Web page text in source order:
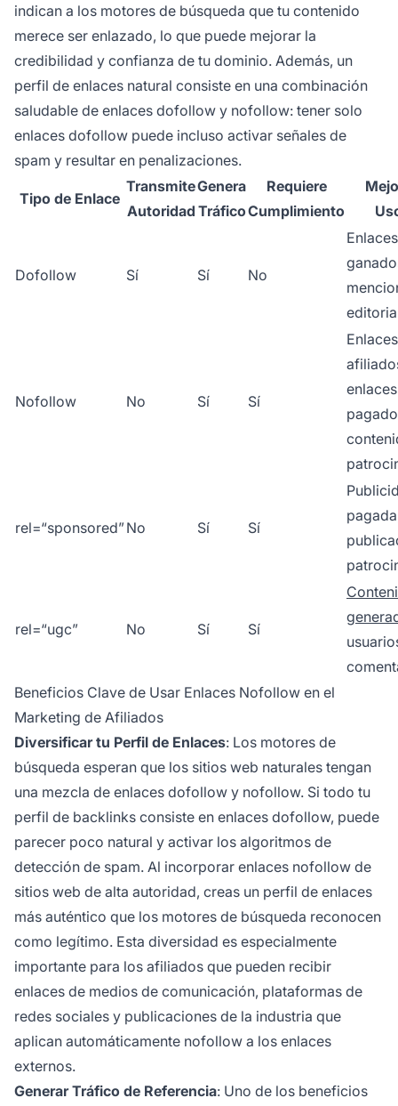
indican a los motores de búsqueda que tu contenido
merece ser enlazado, lo que puede mejorar la
credibilidad y confianza de tu dominio. Además, un
perfil de enlaces natural consiste en una combinación
saludable de enlaces dofollow y nofollow: tener solo
enlaces dofollow puede incluso activar señales de
spam y resultar en penalizaciones.
Tipo de Enlace
Transmite
Autoridad
Genera
Tráfico
Requiere
Cumplimiento
Dofollow Sí Sí No
Enlaces
Nofollow No Sí Sí
enlaces
rel=“sponsored”No Sí Sí
rel=“ugc” No Sí Sí
Beneficios Clave de Usar Enlaces Nofollow en el
Marketing de Afiliados
Diversificar tu Perfil de Enlaces: Los motores de
búsqueda esperan que los sitios web naturales tengan
una mezcla de enlaces dofollow y nofollow. Si todo tu
perfil de backlinks consiste en enlaces dofollow, puede
parecer poco natural y activar los algoritmos de
detección de spam. Al incorporar enlaces nofollow de
sitios web de alta autoridad, creas un perfil de enlaces
más auténtico que los motores de búsqueda reconocen
como legítimo. Esta diversidad es especialmente
importante para los afiliados que pueden recibir
enlaces de medios de comunicación, plataformas de
redes sociales y publicaciones de la industria que
aplican automáticamente nofollow a los enlaces
externos.
Generar Tráfico de Referencia: Uno de los beneficios